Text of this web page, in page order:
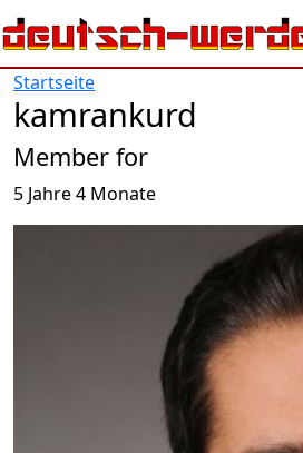
Direkt zum Inhalt
Startseite
kamrankurd
Member for
5 Jahre 4 Monate